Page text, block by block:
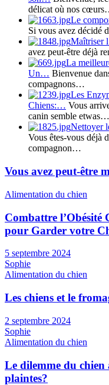
délicat où nos
Le
Si vous avez décidé
Maîtriser
avez peut-être déjà
La
Un… Bienvenue
compagnons…
Les
Chiens:… Vous
canin semble etwas…
Nettoyer
Vous êtes-vous déjà
compagnon…
Vous avez peut-être
Alimentation du chien
Combattre l’Obésité
pour Garder votre
5 septembre 2024
Sophie
Alimentation du chien
Les chiens et le
2 septembre 2024
Sophie
Alimentation du chien
Le dilemme du chien
plaintes?